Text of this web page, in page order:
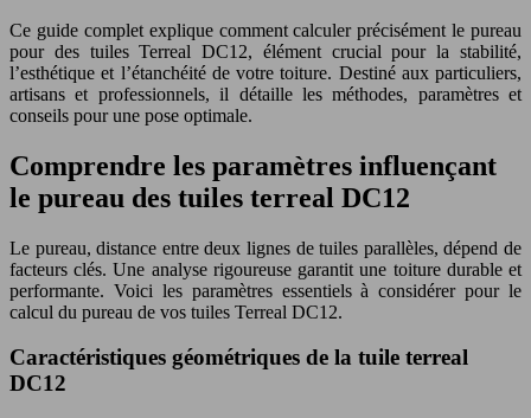
Ce guide complet explique comment calculer précisément le pureau
pour des tuiles Terreal DC12, élément crucial pour la stabilité,
l’esthétique et l’étanchéité de votre toiture. Destiné aux particuliers,
artisans et professionnels, il détaille les méthodes, paramètres et
conseils pour une pose optimale.
Comprendre les paramètres influençant
le pureau des tuiles terreal DC12
Le pureau, distance entre deux lignes de tuiles parallèles, dépend de
facteurs clés. Une analyse rigoureuse garantit une toiture durable et
performante. Voici les paramètres essentiels à considérer pour le
calcul du pureau de vos tuiles Terreal DC12.
Caractéristiques géométriques de la tuile terreal
DC12